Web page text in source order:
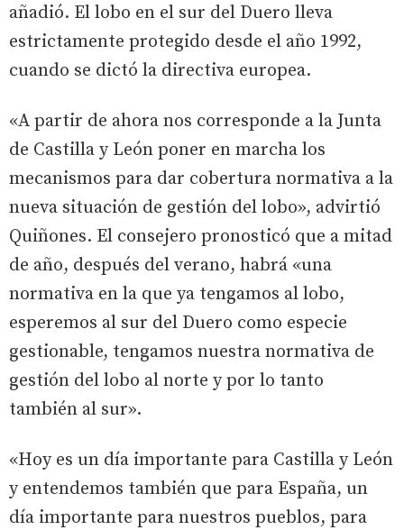
añadió. El lobo en el sur del Duero lleva
estrictamente protegido desde el año 1992,
cuando se dictó la directiva europea.
«A partir de ahora nos corresponde a la Junta
de Castilla y León poner en marcha los
mecanismos para dar cobertura normativa a la
nueva situación de gestión del lobo», advirtió
Quiñones. El consejero pronosticó que a mitad
de año, después del verano, habrá «una
normativa en la que ya tengamos al lobo,
esperemos al sur del Duero como especie
gestionable, tengamos nuestra normativa de
gestión del lobo al norte y por lo tanto
también al sur».
«Hoy es un día importante para Castilla y León
y entendemos también que para España, un
día importante para nuestros pueblos, para